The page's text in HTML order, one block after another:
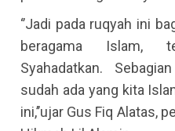
‘’Jadi pada ruqyah ini
beragama Islam,
Syahadatkan.
sudah ada yang kita
ini,’’ujar Gus Fiq Alatas,